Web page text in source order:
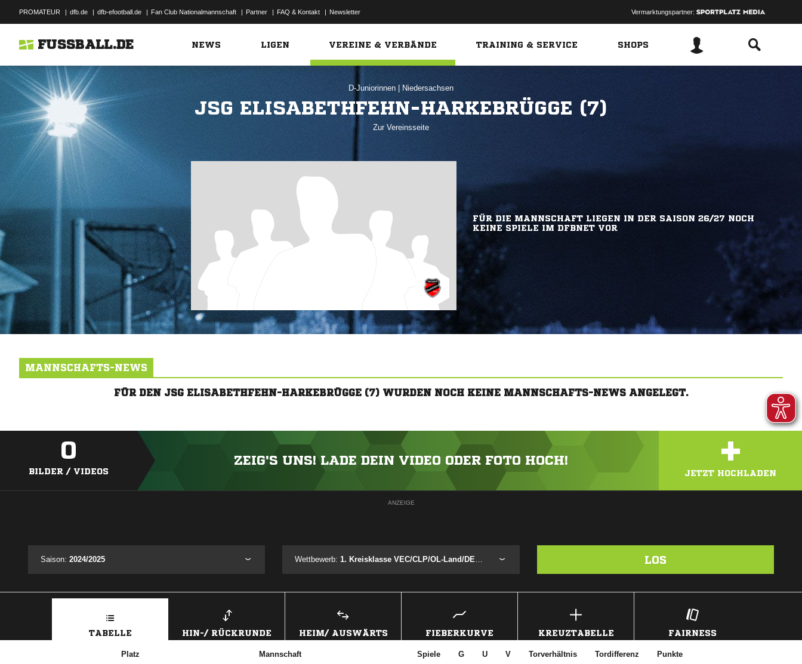
PROMATEUR | dfb.de | dfb-efootball.de | Fan Club Nationalmannschaft | Partner | FAQ & Kontakt | Newsletter Vermarktungspartner:
FUSSBALL.DE NEWS LIGEN VEREINE & VERBÄNDE TRAINING & SERVICE SHOPS
D-Juniorinnen Niedersachsen
JSG ELISABETHFEHN-HARKEBRÜGGE (7)
Zur Vereinsseite
FÜR DIE MANNSCHAFT LIEGEN IN DER SAISON 26/27 NOCH
KEINE SPIELE IM DFBNET VOR
MANNSCHAFTS-NEWS
FÜR DEN JSG ELISABETHFEHN-HARKEBRÜGGE (7) WURDEN NOCH KEINE MANNSCHAFTS-NEWS ANGELEGT.
0
BILDER / VIDEOS
ZEIG'S UNS! LADE DEIN VIDEO ODER FOTO HOCH! +
JETZT HOCHLADEN
ANZEIGE
Saison: 2024/2025 Wettbewerb:1. Kreisklasse VEC/CLP/OL-Land/DEL Staffel 1 Herbst 2024 LOS
TABELLE HIN-/ RÜCKRUNDE HEIM/ AUSWÄRTS FIEBERKURVE KREUZTABELLE FAIRNESS
Platz Mannschaft Spiele G U V Torverhältnis Tordifferenz Punkte